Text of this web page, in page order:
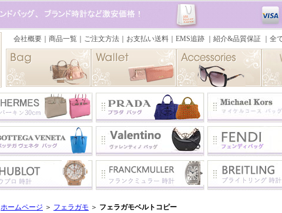
ホームページ ＞ フェラガモ ＞ フェラガモベルトコピー